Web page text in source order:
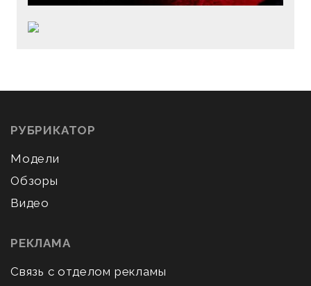
РУБРИКАТОР
Модели
Обзоры
Видео
РЕКЛАМА
Связь с отделом рекламы